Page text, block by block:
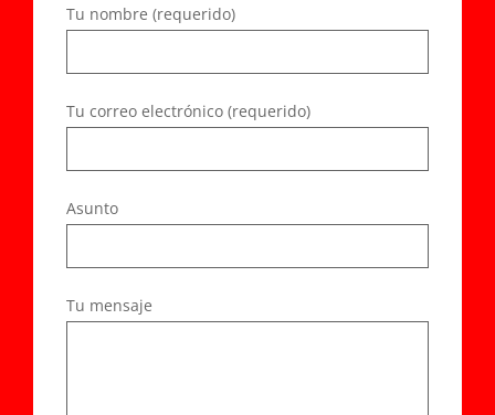
Tu nombre (requerido)
Tu correo electrónico (requerido)
Asunto
Tu mensaje